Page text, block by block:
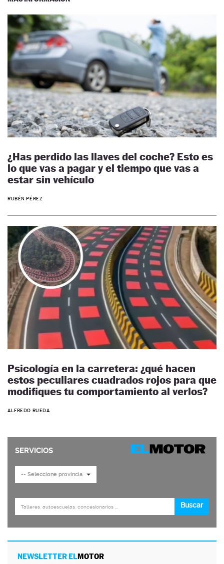
¿Has perdido las llaves del coche? Esto es
lo que vas a pagar y el tiempo que vas a
estar sin vehículo
RUBÉN PÉREZ
Psicología en la carretera: ¿qué hacen
estos peculiares cuadrados rojos para que
modifiques tu comportamiento al verlos?
ALFREDO RUEDA
NEWSLETTER ELMOTOR